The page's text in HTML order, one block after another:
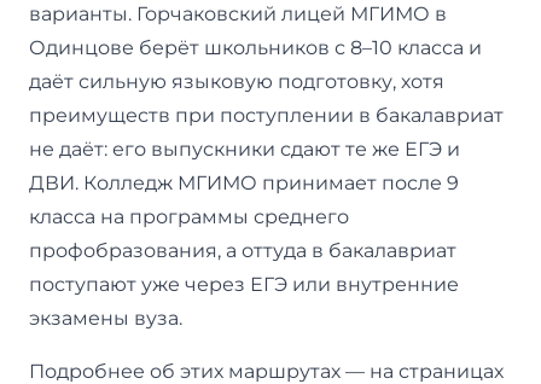
варианты. Горчаковский лицей МГИМО в
Одинцове берёт школьников с 8–10 класса и
даёт сильную языковую подготовку, хотя
преимуществ при поступлении в бакалавриат
не даёт: его выпускники сдают те же ЕГЭ и
ДВИ. Колледж МГИМО принимает после 9
класса на программы среднего
профобразования, а оттуда в бакалавриат
поступают уже через ЕГЭ или внутренние
экзамены вуза.
Подробнее об этих маршрутах — на страницах